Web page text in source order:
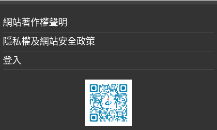
網站著作權聲明
隱私權及網站安全政策
登入